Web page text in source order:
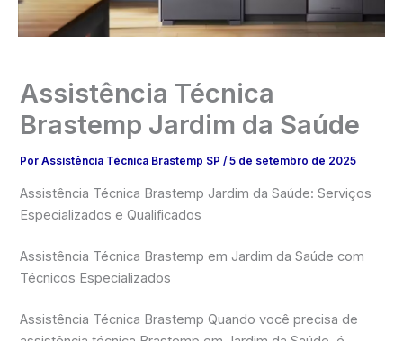
Assistência Técnica
Brastemp Jardim da Saúde
PorAssistência Técnica Brastemp SP/5 de setembro de 2025
Assistência Técnica Brastemp Jardim da Saúde: Serviços
Especializados e Qualificados
Assistência Técnica Brastemp em Jardim da Saúde com
Técnicos Especializados
Assistência Técnica Brastemp Quando você precisa de